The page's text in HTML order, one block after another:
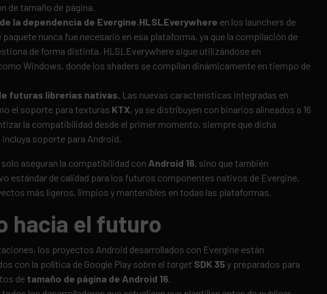
de tamaño de página.
la dependencia de Evergine.HLSLEverywhere en los launchers de
nunca fue necesario en esa plataforma, ya que la compilación de
de forma distinta. HLSLEverywhere sigue utilizándose en
Windows, donde los shaders se compilan dinámicamente en tiempo de
futuras librerías nativas. Las nuevas características integradas en
el soporte para texturas KTX, ya se distribuyen con binarios alineados a 16
la compatibilidad desde el primer momento, siempre que dicha
soporte para Android.
aseguran la compatibilidad con Android 16, sino que también
estándar de calidad para los futuros componentes nativos de Evergine,
más ligeros, limpios y mantenibles en todas las plataformas.
hacia el futuro
los proyectos Android desarrollados con Evergine están
con la política de Google Play sobre el target SDK 35 y preparados para
de tamaño de página de Android 16.